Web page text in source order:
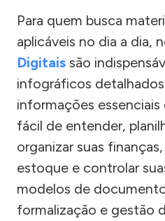
Para quem busca
aplicáveis no dia a dia,
Digitais são
infográficos
informações
fácil de entender,
organizar suas
estoque e controlar
modelos de
formalização e gestão